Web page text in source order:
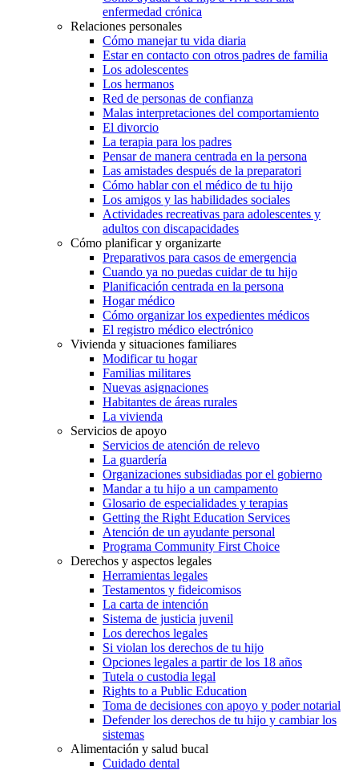
enfermedad crónica
Relaciones personales
Cómo manejar tu vida diaria
Estar en contacto con otros padres de familia
Los adolescentes
Los hermanos
Red de personas de confianza
Malas interpretaciones del comportamiento
El divorcio
La terapia para los padres
Pensar de manera centrada en la persona
Las amistades después de la preparatori
Cómo hablar con el médico de tu hijo
Los amigos y las habilidades sociales
Actividades recreativas para adolescentes y
adultos con discapacidades
Cómo planificar y organizarte
Preparativos para casos de emergencia
Cuando ya no puedas cuidar de tu hijo
Planificación centrada en la persona
Hogar médico
Cómo organizar los expedientes médicos
El registro médico electrónico
Vivienda y situaciones familiares
Modificar tu hogar
Familias militares
Nuevas asignaciones
Habitantes de áreas rurales
La vivienda
Servicios de apoyo
Servicios de atención de relevo
La guardería
Organizaciones subsidiadas por el gobierno
Mandar a tu hijo a un campamento
Glosario de especialidades y terapias
Getting the Right Education Services
Atención de un ayudante personal
Programa Community First Choice
Derechos y aspectos legales
Herramientas legales
Testamentos y fideicomisos
La carta de intención
Sistema de justicia juvenil
Los derechos legales
Si violan los derechos de tu hijo
Opciones legales a partir de los 18 años
Tutela o custodia legal
Rights to a Public Education
Toma de decisiones con apoyo y poder notarial
Defender los derechos de tu hijo y cambiar los
sistemas
Alimentación y salud bucal
Cuidado dental